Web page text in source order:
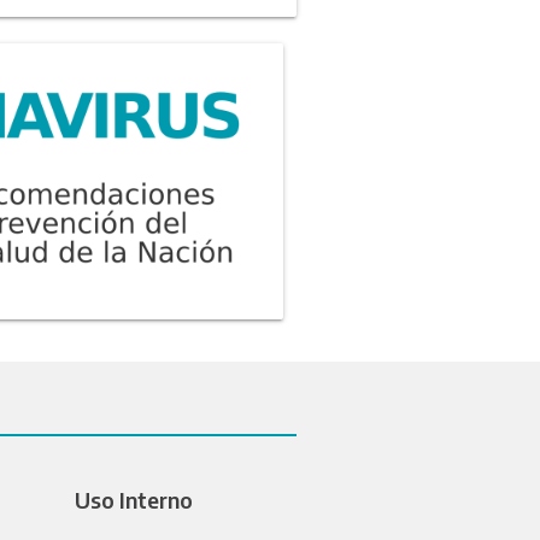
Uso Interno